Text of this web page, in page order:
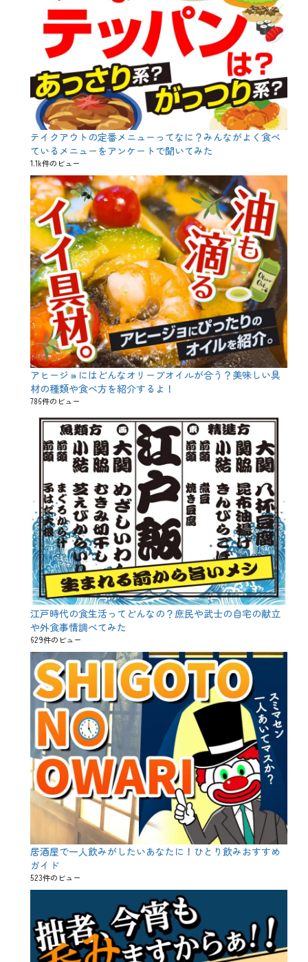
テイクアウトの定番メニューってなに？みんながよく食べ
ているメニューをアンケートで聞いてみた
1.1k件のビュー
アヒージョにはどんなオリーブオイルが合う？美味しい具
材の種類や食べ方を紹介するよ！
786件のビュー
江戸時代の食生活ってどんなの？庶民や武士の自宅の献立
や外食事情調べてみた
629件のビュー
居酒屋で一人飲みがしたいあなたに！ひとり飲みおすすめ
ガイド
523件のビュー